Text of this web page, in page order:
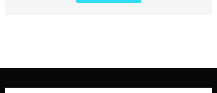
الفئران. اقرأ ايضا: تسمم الكريز عند القطط .. اهم 4 معلومات لو كنت تعتقد ان سم